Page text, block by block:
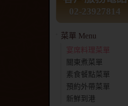
02-23927814
菜單 Menu
宴席料理菜單
關東煮菜單
素食餐點菜單
預約外帶菜單
新鮮到港